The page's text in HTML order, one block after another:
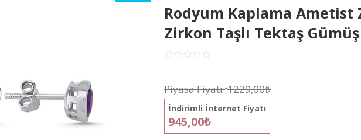
Rodyum Kaplama
Zirkon Taşlı Tektaş
Piyasa Fiyatı:1229,00₺
İndirimli İnternet Fiyatı
945,00₺